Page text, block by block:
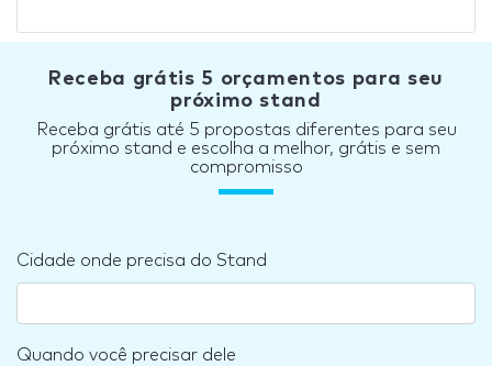
Receba grátis 5 orçamentos para seu
próximo stand
Receba grátis até 5 propostas diferentes para seu
próximo stand e escolha a melhor, grátis e sem
compromisso
Cidade onde precisa do Stand
Quando você precisar dele